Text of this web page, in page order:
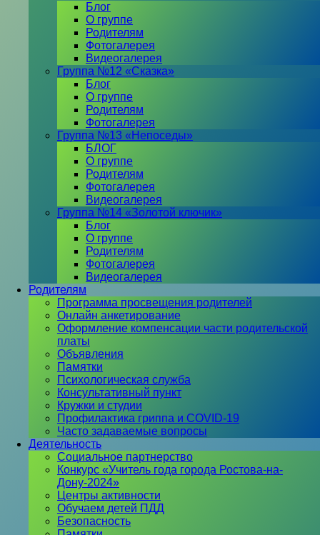
Блог
О группе
Родителям
Фотогалерея
Видеогалерея
Группа №12 «Сказка»
Блог
О группе
Родителям
Фотогалерея
Группа №13 «Непоседы»
БЛОГ
О группе
Родителям
Фотогалерея
Видеогалерея
Группа №14 «Золотой ключик»
Блог
О группе
Родителям
Фотогалерея
Видеогалерея
Родителям
Программа просвещения родителей
Онлайн анкетирование
Оформление компенсации части родительской
платы
Объявления
Памятки
Психологическая служба
Консультативный пункт
Кружки и студии
Профилактика гриппа и COVID-19
Часто задаваемые вопросы
Деятельность
Социальное партнерство
Конкурс «Учитель года города Ростова-на-
Дону-2024»
Центры активности
Обучаем детей ПДД
Безопасность